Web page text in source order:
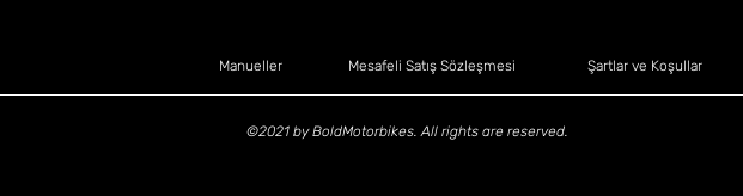
Manueller Mesafeli Satış Sözleşmesi Şartlar ve Koşullar
©2021 by BoldMotorbikes. All rights are reserved.